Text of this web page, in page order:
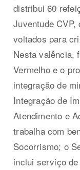
distribui 60
Juventude
voltados para
Nesta valência,
Vermelho e o
integração de
Integração de
Atendimento e
trabalha com
Socorrismo; o
inclui serviço